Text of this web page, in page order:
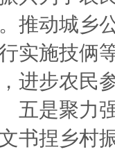
推动城乡
实施技俩
进步农民
是聚力强
书捏乡村